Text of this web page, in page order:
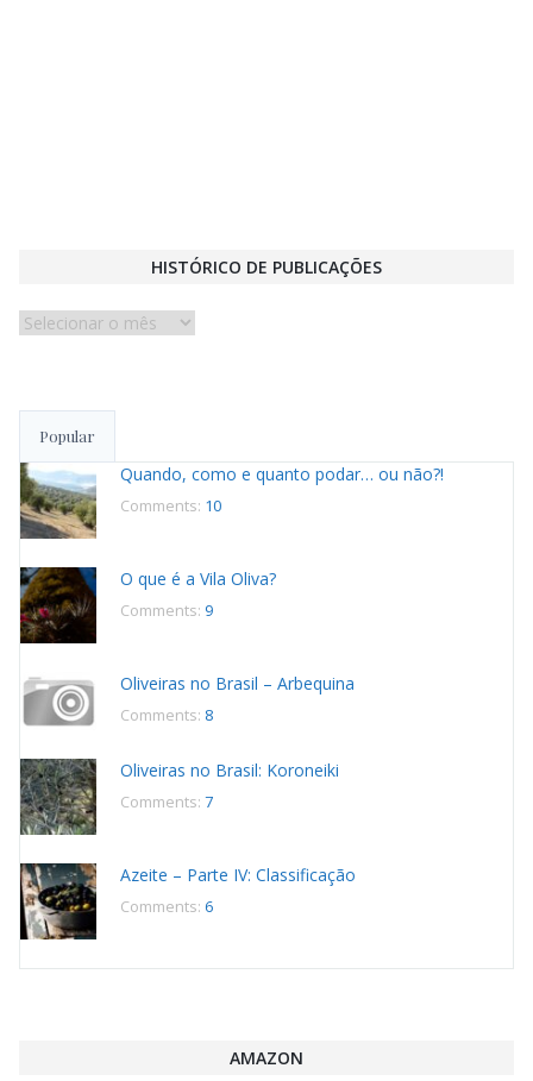
HISTÓRICO DE PUBLICAÇÕES
Histórico
Popular
Quando, como e quanto podar… ou não?!
Comments: 10
O que é a Vila Oliva?
Comments: 9
Oliveiras no Brasil – Arbequina
Comments: 8
Oliveiras no Brasil: Koroneiki
Comments: 7
Azeite – Parte IV: Classificação
Comments: 6
AMAZON